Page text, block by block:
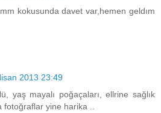
kokusunda davet var,hemen geldım
2013 23:49
yaş mayalı poğaçaları, ellrine sağlık
fotoğraflar yine harika ..